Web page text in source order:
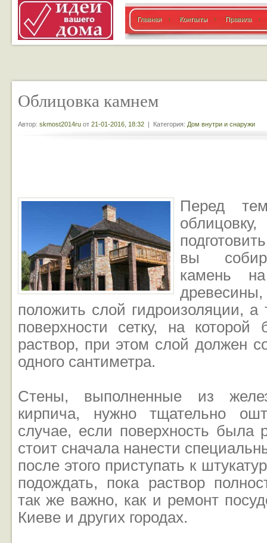
Главная Контакты Правила
Облицовка камнем
Автор: skmost2014ru от 21-01-2016, 18:32 | Категория: Дом внутри и снаружи
Перед
вы
камень
положить слой гидроизоляции, а
поверхности сетку, на которой
раствор, при этом слой должен
одного сантиметра.
Стены, выполненные из
кирпича, нужно тщательно
случае, если поверхность была
стоит сначала нанести
после этого приступать к
подождать, пока раствор
так же важно, как и ремонт
Киеве и других городах.